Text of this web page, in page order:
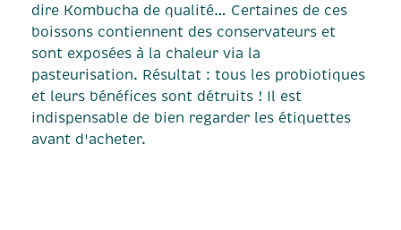
dire Kombucha de qualité… Certaines de ces
boissons contiennent des conservateurs et
sont exposées à la chaleur via la
pasteurisation. Résultat : tous les probiotiques
et leurs bénéfices sont détruits ! Il est
indispensable de bien regarder les étiquettes
avant d'acheter.